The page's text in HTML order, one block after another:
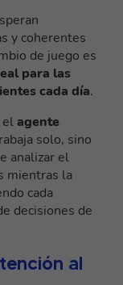
y coherentes
de juego es
para las
cada día.
elagente
solo, sino
analizar el
mientras la
cada
decisiones de
al